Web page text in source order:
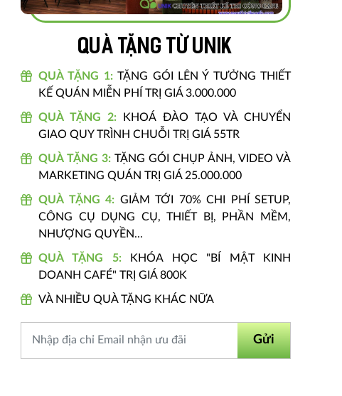
Quà tặng từ unik
QUÀ TẶNG 1:TẶNG GÓI LÊN Ý TƯỞNG THIẾT
KẾ QUÁN MIỄN PHÍ TRỊ GIÁ 3.000.000
QUÀ TẶNG 2:
KHOÁ ĐÀO TẠO VÀ CHUYỂN
GIAO QUY TRÌNH CHUỖI TRỊ GIÁ 55TR
QUÀ TẶNG 3: TẶNG GÓI CHỤP ẢNH, VIDEO VÀ
MARKETING QUÁN TRỊ GIÁ 25.000.000
QUÀ TẶNG 4: GIẢM TỚI 70% CHI PHÍ SETUP,
CÔNG CỤ DỤNG CỤ, THIẾT BỊ, PHẦN MỀM,
NHƯỢNG QUYỀN...
QUÀ TẶNG 5:
KHÓA HỌC "BÍ MẬT KINH
DOANH CAFÉ" TRỊ GIÁ 800K
VÀ NHIỀU QUÀ TẶNG KHÁC NỮA
Gửi